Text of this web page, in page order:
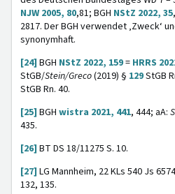
NJW 2005, 80,81; BGH NStZ 2022, 35
2817. Der BGH verwendet ‚Zweck‘
synonymhaft.
[24] BGH NStZ 2022, 159= HRRS
StGB/Stein/Greco(2019) § 129StGB
StGB Rn. 40.
[25] BGH wistra 2021, 441, 444; aA:
435.
[26] BT DS 18/11275 S. 10.
[27] LG Mannheim, 22 KLs 540 Js
132, 135.